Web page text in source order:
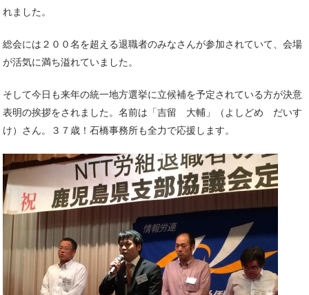
れました。
総会には２００名を超える退職者のみなさんが参加されていて、会場
が活気に満ち溢れていました。
そして今日も来年の統一地方選挙に立候補を予定されている方が決意
表明の挨拶をされました。名前は「吉留 大輔」（よしどめ だいす
け）さん。３７歳！石橋事務所も全力で応援します。